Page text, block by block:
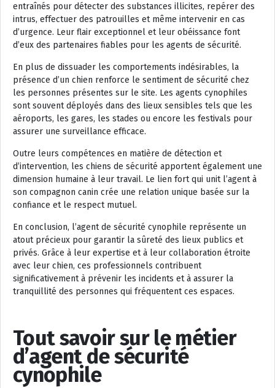
entraînés pour détecter des substances illicites, repérer des
intrus, effectuer des patrouilles et même intervenir en cas
d’urgence. Leur flair exceptionnel et leur obéissance font
d’eux des partenaires fiables pour les agents de sécurité.
En plus de dissuader les comportements indésirables, la
présence d’un chien renforce le sentiment de sécurité chez
les personnes présentes sur le site. Les agents cynophiles
sont souvent déployés dans des lieux sensibles tels que les
aéroports, les gares, les stades ou encore les festivals pour
assurer une surveillance efficace.
Outre leurs compétences en matière de détection et
d’intervention, les chiens de sécurité apportent également une
dimension humaine à leur travail. Le lien fort qui unit l’agent à
son compagnon canin crée une relation unique basée sur la
confiance et le respect mutuel.
En conclusion, l’agent de sécurité cynophile représente un
atout précieux pour garantir la sûreté des lieux publics et
privés. Grâce à leur expertise et à leur collaboration étroite
avec leur chien, ces professionnels contribuent
significativement à prévenir les incidents et à assurer la
tranquillité des personnes qui fréquentent ces espaces.
Tout savoir sur le métier
d’agent de sécurité
cynophile